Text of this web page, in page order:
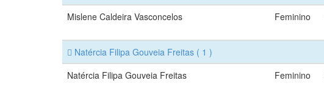
Mislene Caldeira Vasconcelos
Feminino
Natércia Filipa Gouveia Freitas ( 1 )
Natércia Filipa Gouveia Freitas
Feminino